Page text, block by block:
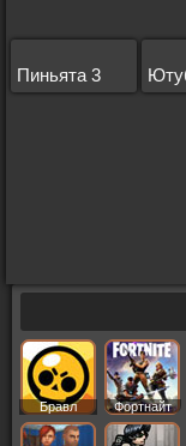
Пиньята 3
Бравл
Старс
Фортнайт